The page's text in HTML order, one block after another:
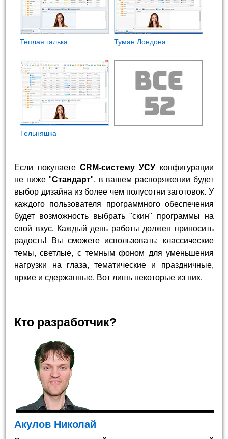
Теплая галька Туман Лондона
Тельняшка
Если покупаете CRM-систему УСУ конфигурации
не ниже "Стандарт", в вашем распоряжении будет
выбор дизайна из более чем полусотни заготовок. У
каждого пользователя программного обеспечения
будет возможность выбрать "скин" программы на
свой вкус. Каждый день работы должен приносить
радость! Вы сможете использовать: классические
темы, светлые, с темным фоном для уменьшения
нагрузки на глаза, тематические и праздничные,
яркие и сдержанные. Вот лишь некоторые из них.
Кто разработчик?
Акулов Николай